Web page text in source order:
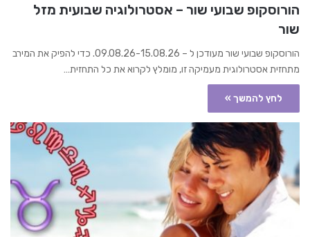
הורוסקופ שבועי שור – אסטרולוגיה שבועית מזל
שור
הורוסקופ שבועי שור מעודכן ל – 09.08.26-15.08.26. כדי להפיק את המירב
מתחזית אסטרולוגית מעמיקה זו, מומלץ לקרוא את כל התחזית…
לחץ להמשך »